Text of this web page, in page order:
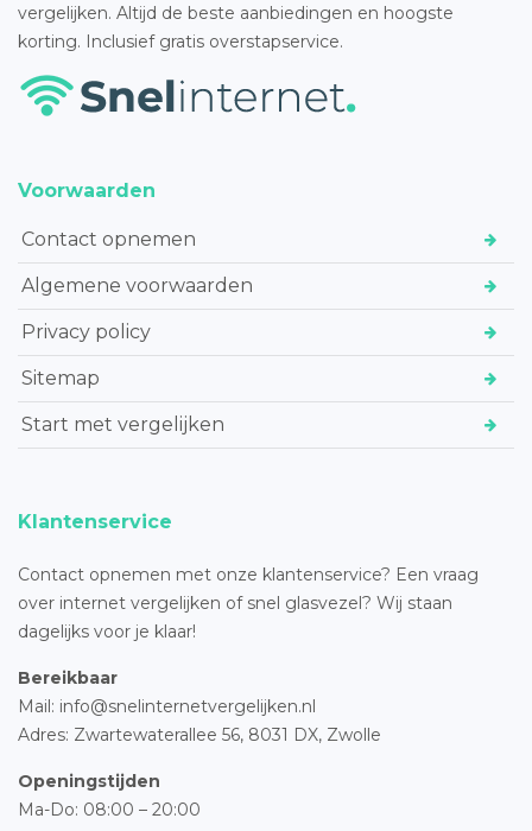
vergelijken. Altijd de beste aanbiedingen en hoogste
korting. Inclusief gratis overstapservice.
Voorwaarden
Contact opnemen
Algemene voorwaarden
Privacy policy
Sitemap
Start met vergelijken
Klantenservice
Contact opnemen met onze klantenservice? Een vraag
over internet vergelijken of snel glasvezel? Wij staan
dagelijks voor je klaar!
Bereikbaar
Mail: info@snelinternetvergelijken.nl
Adres: Zwartewaterallee 56, 8031 DX, Zwolle
Openingstijden
Ma-Do: 08:00 – 20:00